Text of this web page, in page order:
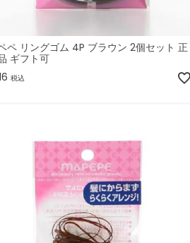
ペ リングゴム 4P ブラウン 2個セット 正
ギフト可
税込